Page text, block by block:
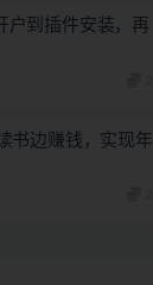
户到插件安装，再
书边赚钱，实现年